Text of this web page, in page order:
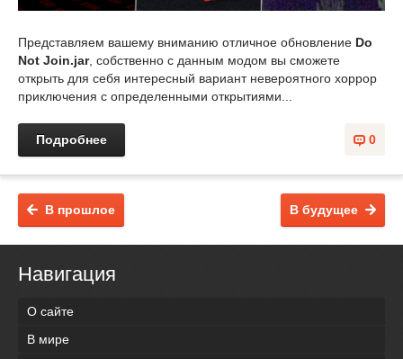
Представляем вашему вниманию отличное обновление Do
Not Join.jar, собственно с данным модом вы сможете
открыть для себя интересный вариант невероятного хоррор
приключения с определенными открытиями...
0
Подробнее
В будущее
В прошлое
Навигация
О сайте
В мире